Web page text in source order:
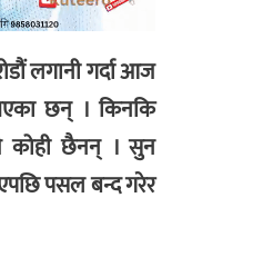
लगानी गर्दा आज
छन् । किनकि
कोही छैनन् । सुन
पसल बन्द गरेर